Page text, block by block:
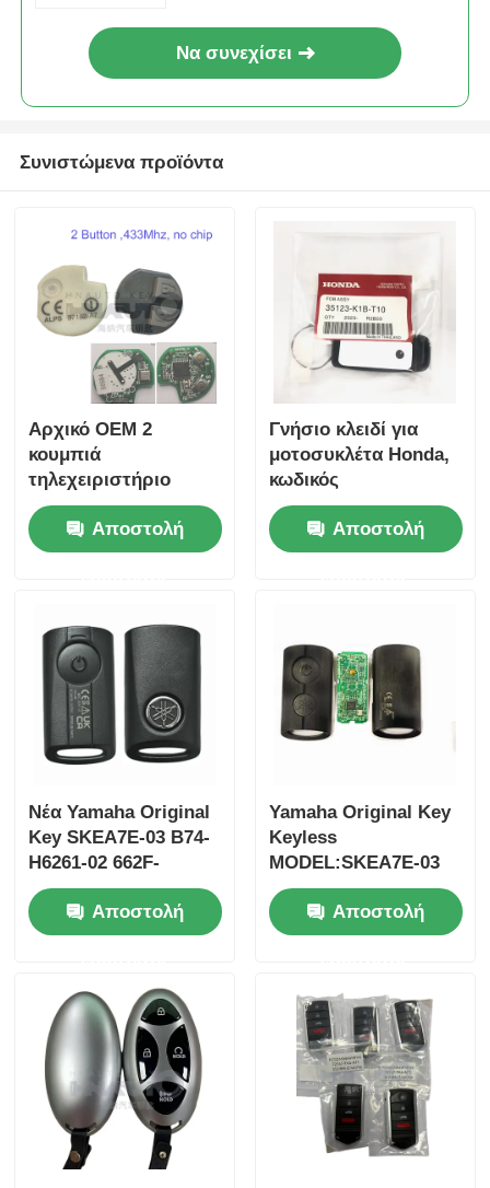
Να συνεχίσει
Συνιστώμενα προϊόντα
Αρχικό OEM 2
κουμπιά
τηλεχειριστήριο
433.87mhz FSK για
Su-zuki Jim-ny 2005-
2017 Χωρίς τσιπ
MOQ 50pcs
Αποστολή
Γνήσιο κλειδί για
μοτοσυκλέτα Honda,
κωδικός
ανταλλακτικού:
35123-K1B-T10,
τηλεχειριστήριο
Αποστολή
Νέα Yamaha Original
Key SKEA7E-03 B74-
H6261-02 662F-
SKEA7D03
Αποστολή
Yamaha Original Key
Keyless
MODEL:SKEA7E-03
Για την Yamaha
έξυπνο
τηλεχειριστήριο
02/662F-SKEA7D03
Αποστολή